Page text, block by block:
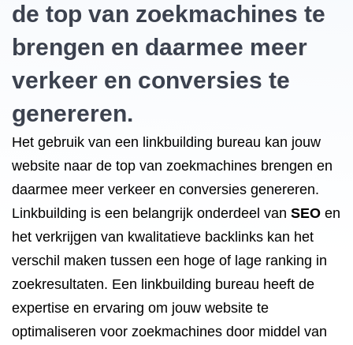
de top van zoekmachines te
brengen en daarmee meer
verkeer en conversies te
genereren.
Het gebruik van een linkbuilding bureau kan jouw
website naar de top van zoekmachines brengen en
daarmee meer verkeer en conversies genereren.
Linkbuilding is een belangrijk onderdeel van SEO en
het verkrijgen van kwalitatieve backlinks kan het
verschil maken tussen een hoge of lage ranking in
zoekresultaten. Een linkbuilding bureau heeft de
expertise en ervaring om jouw website te
optimaliseren voor zoekmachines door middel van